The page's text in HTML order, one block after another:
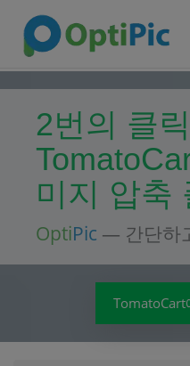
2번의 클
미지 압축
OptiPic — 간단하
TomatoCart